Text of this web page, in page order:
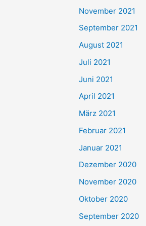
November 2021
September 2021
August 2021
Juli 2021
Juni 2021
April 2021
März 2021
Februar 2021
Januar 2021
Dezember 2020
November 2020
Oktober 2020
September 2020